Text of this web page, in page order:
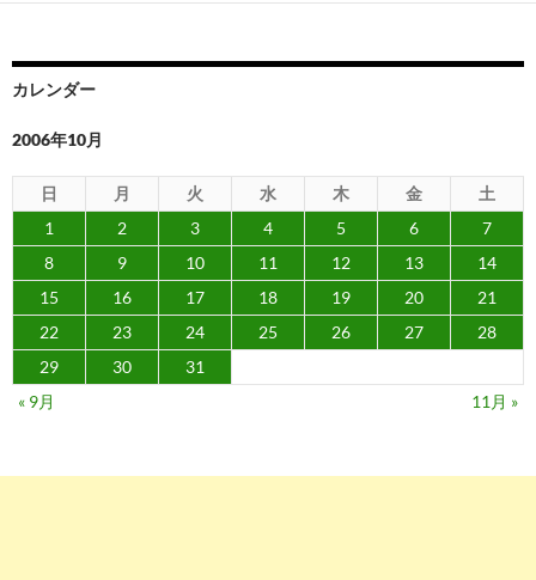
ョ
ン
カレンダー
2006年10月
日 月 火 水 木 金
土
1
2 3 4 5 6
7
8
9 10 11 12 13
14
15
16 17 18 19 20
21
22
23 24 25 26 27
28
29
30
31
« 9月
11月 »